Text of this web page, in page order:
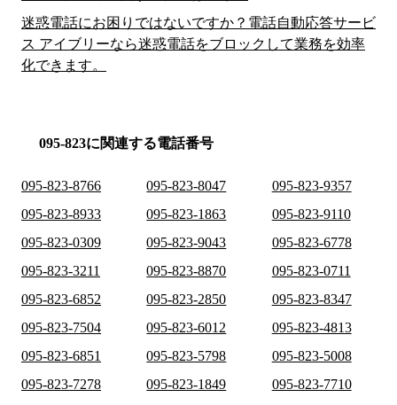
迷惑電話にお困りではないですか？電話自動応答サービ
ス アイブリーなら迷惑電話をブロックして業務を効率
化できます。
095-823に関連する電話番号
095-823-8766 095-823-8047
095-823-9357
095-823-8933
095-823-1863
095-823-9110
095-823-0309
095-823-9043
095-823-6778
095-823-3211
095-823-8870
095-823-0711
095-823-6852
095-823-2850
095-823-8347
095-823-7504
095-823-6012
095-823-4813
095-823-6851
095-823-5798
095-823-5008
095-823-7278
095-823-1849
095-823-7710